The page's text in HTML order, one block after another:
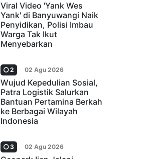
Viral Video 'Yank Wes
Yank' di Banyuwangi Naik
Penyidikan, Polisi Imbau
Warga Tak Ikut
Menyebarkan
2 02 Agu 2026
Wujud Kepedulian Sosial,
Patra Logistik Salurkan
Bantuan Pertamina Berkah
ke Berbagai Wilayah
Indonesia
3 02 Agu 2026